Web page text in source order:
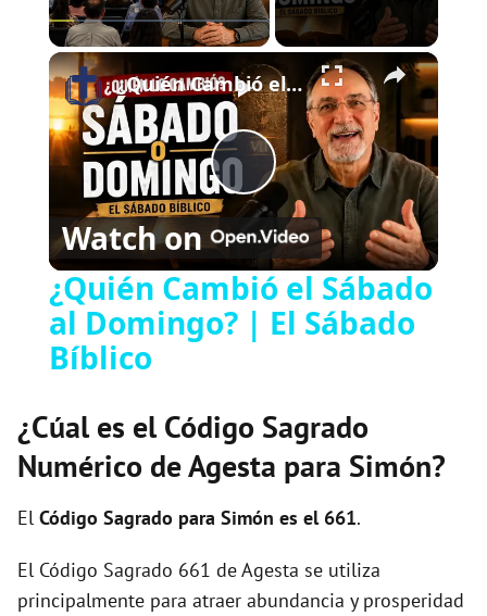
Play Unmute ×
Play
Video
¿Quién Cambió el Sábado al Domingo? | El Sábado Bíblico
Watch on
¿Quién Cambió el Sábado
al Domingo? | El Sábado
Bíblico
¿Cúal es el Código Sagrado
Numérico de Agesta para Simón?
El Código Sagrado para Simón es el 661.
El Código Sagrado 661 de Agesta se utiliza
principalmente para atraer abundancia y prosperidad